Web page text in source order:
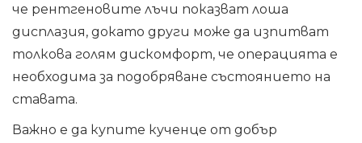
че рентгеновите лъчи показват лоша
дисплазия, докато други може да изпитват
толкова голям дискомфорт, че операцията е
необходима за подобряване състоянието на
ставата.
Важно е да купите кученце от добър